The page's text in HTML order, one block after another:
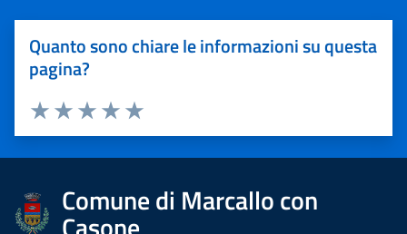
Quanto sono chiare le informazioni su questa
pagina?
Valuta 5 stelle su 5
Valuta 4 stelle su 5
Valuta 3 stelle su 5
Valuta 2 stelle su 5
Valuta 1 stelle su 5
Comune di Marcallo con